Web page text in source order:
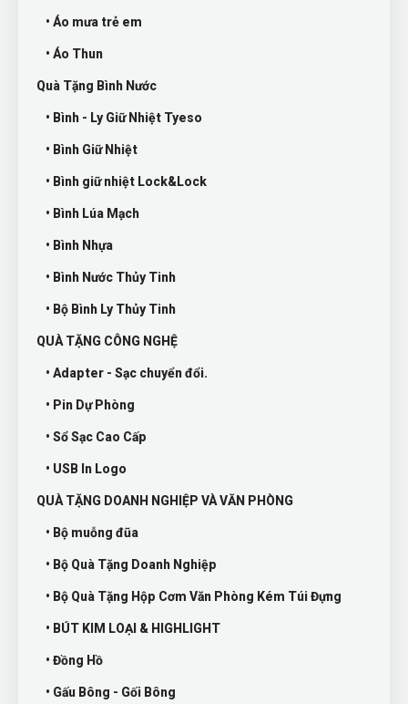
• Áo mưa trẻ em
• Áo Thun
Quà Tặng Bình Nước
• Bình - Ly Giữ Nhiệt Tyeso
• Bình Giữ Nhiệt
• Bình giữ nhiệt Lock&Lock
• Bình Lúa Mạch
• Bình Nhựa
• Bình Nước Thủy Tinh
• Bộ Bình Ly Thủy Tinh
QUÀ TẶNG CÔNG NGHỆ
• Adapter - Sạc chuyển đổi.
• Pin Dự Phòng
• Sổ Sạc Cao Cấp
• USB In Logo
QUÀ TẶNG DOANH NGHIỆP VÀ VĂN PHÒNG
• Bộ muỗng đũa
• Bộ Quà Tặng Doanh Nghiệp
• Bộ Quà Tặng Hộp Cơm Văn Phòng Kém Túi Đựng
• BÚT KIM LOẠI & HIGHLIGHT
• Đồng Hồ
• Gấu Bông - Gối Bông